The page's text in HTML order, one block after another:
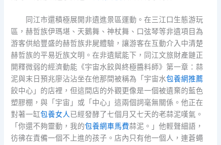
同江市還積極展開非遺進景區運動。在三江口生態游玩
區，赫哲族伊瑪堪、天鵝舞、神杖舞、口弦琴等非遺項目為
游客供給豐盛的赫哲族非屍體驗，讓游客在互動介入中清楚
赫哲族的平易近族文明。在非遺賦能下，同江文旅財產鏈正
開釋微弱的經濟動能《宇宙水餃與終極醬料師》第一章：蒜
泥與末日預兆廖沾沾坐在他那間被稱為「宇宙水包養網推薦
餃中心」的店裡，但這間店的外觀更像是一個被遺棄的藍色
塑膠棚，與「宇宙」或「中心」這兩個詞毫無關係。他正在
對著一缸包養女人已經發酵了七個月又七天的老蒜泥嘆氣。
「你還不夠靈動，我的包養網車馬費蒜泥。」他輕聲細語，
彷彿在責備一個不上進的孩子。店內只有他一個人，連蒼蠅